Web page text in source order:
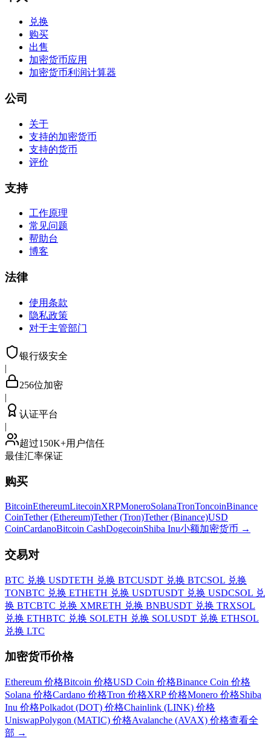
兑换
购买
出售
加密货币应用
加密货币利润计算器
公司
关于
支持的加密货币
支持的货币
评价
支持
工作原理
常见问题
帮助台
博客
法律
使用条款
隐私政策
对于主管部门
银行级安全
|
256位加密
|
认证平台
|
超过150K+用户信任
最佳汇率保证
购买
BitcoinEthereumLitecoinXRPMoneroSolanaTronToncoinBinance
CoinTether (Ethereum)Tether (Tron)Tether (Binance)USD
CoinCardanoBitcoin CashDogecoinShiba Inu小额加密货币 →
交易对
BTC 兑换 USDTETH 兑换 BTCUSDT 兑换 BTCSOL 兑换
TONBTC 兑换 ETHETH 兑换 USDTUSDT 兑换 USDCSOL 兑
换 BTCBTC 兑换 XMRETH 兑换 BNBUSDT 兑换 TRXSOL
兑换 ETHBTC 兑换 SOLETH 兑换 SOLUSDT 兑换 ETHSOL
兑换 LTC
加密货币价格
Ethereum 价格Bitcoin 价格USD Coin 价格Binance Coin 价格
Solana 价格Cardano 价格Tron 价格XRP 价格Monero 价格Shiba
Inu 价格Polkadot (DOT) 价格Chainlink (LINK) 价格
UniswapPolygon (MATIC) 价格Avalanche (AVAX) 价格查看全
部 →